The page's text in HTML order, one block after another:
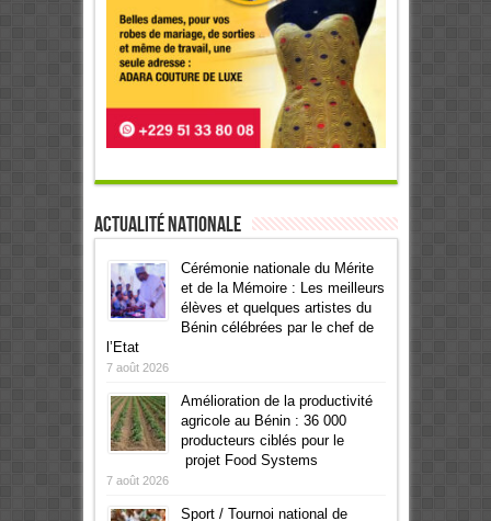
Actualité Nationale
Cérémonie nationale du Mérite
et de la Mémoire : Les meilleurs
élèves et quelques artistes du
Bénin célébrées par le chef de
l’Etat
7 août 2026
Amélioration de la productivité
agricole au Bénin : 36 000
producteurs ciblés pour le
projet Food Systems
7 août 2026
Sport / Tournoi national de